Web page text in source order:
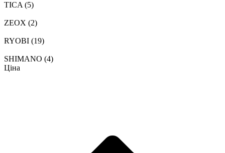
TICA (5)
ZEOX (2)
RYOBI (19)
SHIMANO (4)
Ціна